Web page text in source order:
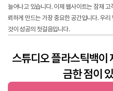
늘어나고 있습니다. 이제 웹사이트는 잠재
뢰하게 만드는 가장 중요한 공간입니다. 우
것이 성공의 첫걸음입니다.
스튜디오 플라스틱백이
금한 점이